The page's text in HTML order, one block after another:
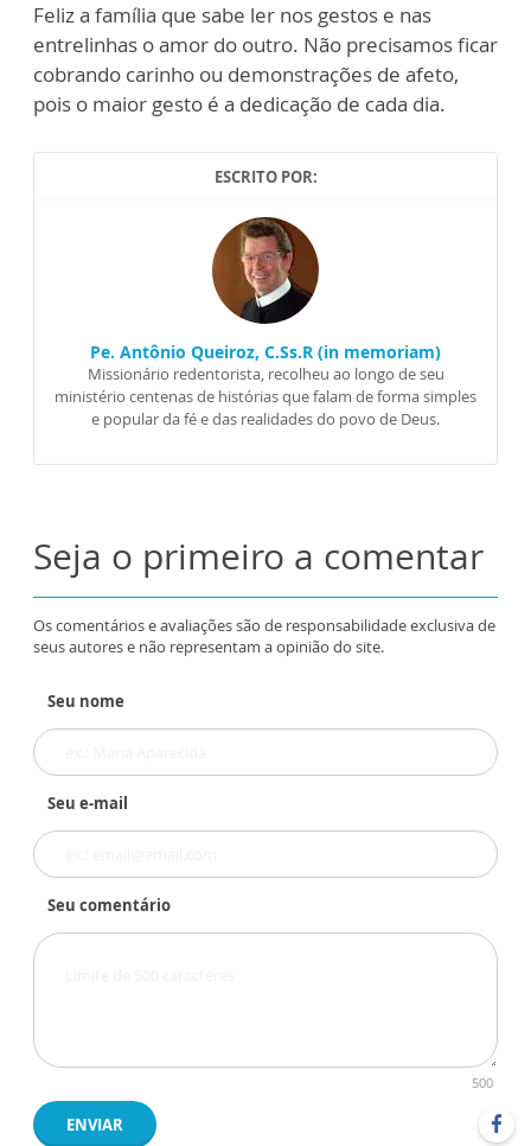
Feliz a família que sabe ler nos gestos e nas
entrelinhas o amor do outro. Não precisamos ficar
cobrando carinho ou demonstrações de afeto,
pois o maior gesto é a dedicação de cada dia.
ESCRITO POR:
Pe. Antônio Queiroz, C.Ss.R (in memoriam)
Missionário redentorista, recolheu ao longo de seu
ministério centenas de histórias que falam de forma simples
e popular da fé e das realidades do povo de Deus.
Seja o primeiro a comentar
Os comentários e avaliações são de responsabilidade exclusiva de
seus autores e não representam a opinião do site.
Seu nome
Seu e-mail
Seu comentário
500
ENVIAR